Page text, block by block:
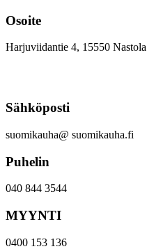
Mene
Osoite
Harjuviidantie 4, 15550 Nastola
Sähköposti
suomikauha@ suomikauha.fi
Puhelin
040 844 3544
MYYNTI
0400 153 136